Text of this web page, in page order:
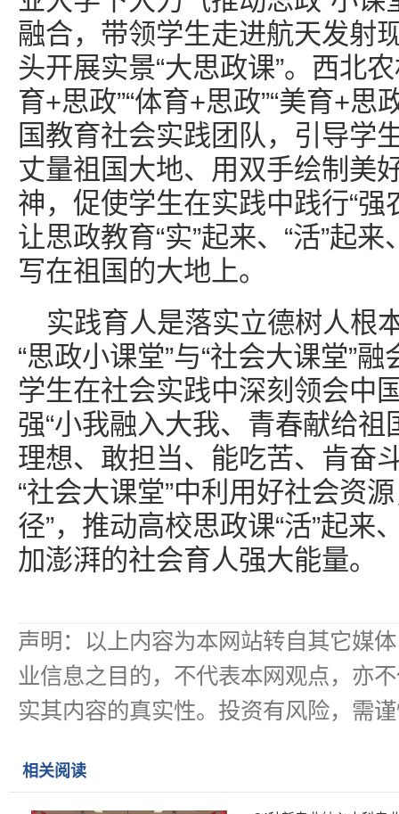
融合，带领学生走进航天发射
头开展实景“大思政课”。西北
育+思政”“体育+思政”“美育+思
国教育社会实践团队，引导学
丈量祖国大地、用双手绘制美
神，促使学生在实践中践行“强
让思政教育“实”起来、“活”起
写在祖国的大地上。
实践育人是落实立德树人根
“思政小课堂”与“社会大课堂”
学生在社会实践中深刻领会中
强“小我融入大我、青春献给祖
理想、敢担当、能吃苦、肯奋
“社会大课堂”中利用好社会资
径”，推动高校思政课“活”起来
加澎湃的社会育人强大能量。
声明：以上内容为本网站转自其它媒
业信息之目的，不代表本网观点，亦
实其内容的真实性。投资有风险，需
相关阅读